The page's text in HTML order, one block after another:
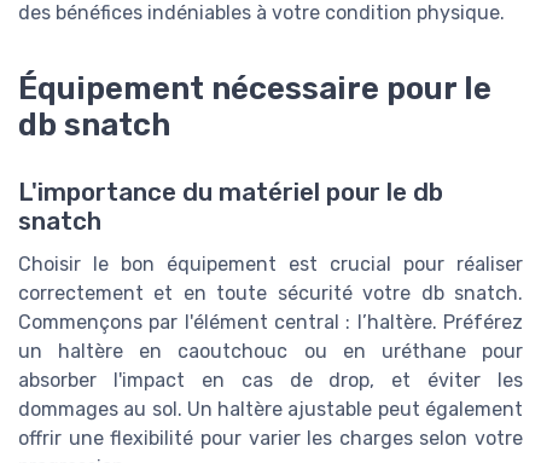
Équipement nécessaire pour le
L'importance du matériel pour le db
Choisir le bon équipement est crucial pour réaliser
correctement et en toute sécurité votre db snatch.
Commençons par l'élément central : l’haltère. Préférez
un haltère en caoutchouc ou en uréthane pour
absorber l'impact en cas de drop, et éviter les
dommages au sol. Un haltère ajustable peut également
offrir une flexibilité pour varier les charges selon votre
progression.
Ensuite, parlons des chaussures. Des chaussures de